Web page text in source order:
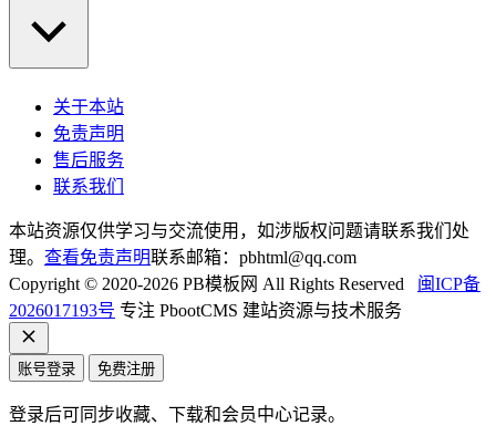
关于本站
免责声明
售后服务
联系我们
本站资源仅供学习与交流使用，如涉版权问题请联系我们处
理。 查看免责声明联系邮箱：pbhtml@qq.com
Copyright © 2020-2026 PB模板网 All Rights Reserved 闽ICP备
2026017193号 专注 PbootCMS 建站资源与技术服务
账号登录 免费注册
登录后可同步收藏、下载和会员中心记录。